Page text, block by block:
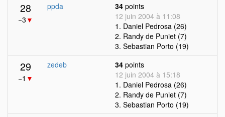
28
−3 ▼
ppda 34 points
12 juin 2004 à 11:08
1. Daniel Pedrosa (26)
2. Randy de Puniet (7)
3. Sebastian Porto (19)
29
−1 ▼
zedeb 34 points
12 juin 2004 à 15:18
1. Daniel Pedrosa (26)
2. Randy de Puniet (7)
3. Sebastian Porto (19)